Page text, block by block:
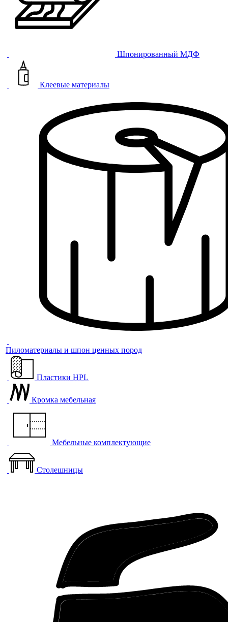
Шпонированный МДФ
Клеевые материалы
Пиломатериалы и шпон ценных пород
Пластики HPL
Кромка мебельная
Мебельные комплектующие
Столешницы